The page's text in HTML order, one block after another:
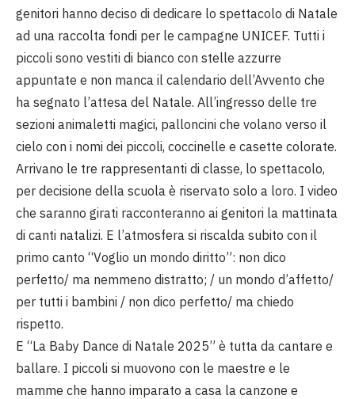
genitori hanno deciso di dedicare lo spettacolo di Natale
ad una raccolta fondi per le campagne UNICEF. Tutti i
piccoli sono vestiti di bianco con stelle azzurre
appuntate e non manca il calendario dell’Avvento che
ha segnato l’attesa del Natale. All’ingresso delle tre
sezioni animaletti magici, palloncini che volano verso il
cielo con i nomi dei piccoli, coccinelle e casette colorate.
Arrivano le tre rappresentanti di classe, lo spettacolo,
per decisione della scuola è riservato solo a loro. I video
che saranno girati racconteranno ai genitori la mattinata
di canti natalizi. E l’atmosfera si riscalda subito con il
primo canto “Voglio un mondo diritto”: non dico
perfetto/ ma nemmeno distratto; / un mondo d’affetto/
per tutti i bambini / non dico perfetto/ ma chiedo
rispetto.
E “La Baby Dance di Natale 2025” è tutta da cantare e
ballare. I piccoli si muovono con le maestre e le
mamme che hanno imparato a casa la canzone e